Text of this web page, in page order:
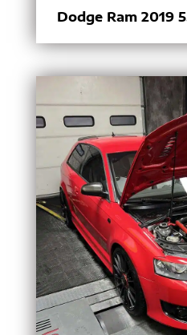
Dodge Ram 2019